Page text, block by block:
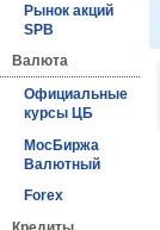
Рынок акций
SPB
Валюта
Официальные
курсы ЦБ
МосБиржа
Валютный
Forex